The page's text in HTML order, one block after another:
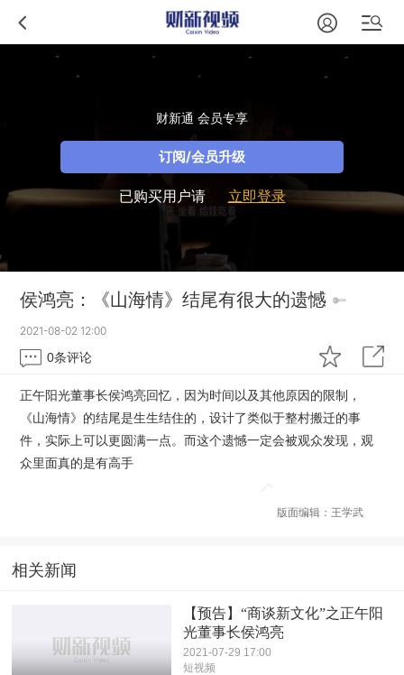
财新通 会员专享
订阅/会员升级
已购买用户请 立即登录
侯鸿亮：《山海情》结尾有很大的遗憾
2021-08-02 12:00
0条评论
正午阳光董事长侯鸿亮回忆，因为时间以及其他原因的限制，
《山海情》的结尾是生生结住的，设计了类似于整村搬迁的事
件，实际上可以更圆满一点。而这个遗憾一定会被观众发现，观
众里面真的是有高手
版面编辑：王学武
相关新闻
【预告】“商谈新文化”之正午阳
光董事长侯鸿亮
2021-07-29 17:00
短视频